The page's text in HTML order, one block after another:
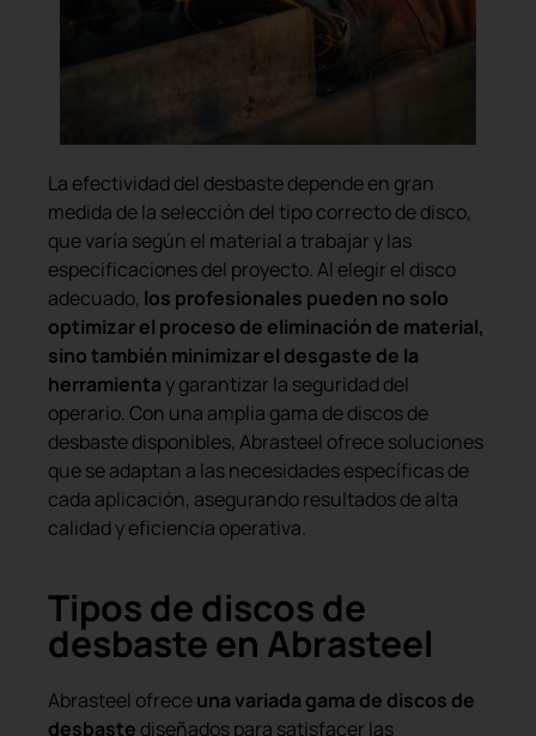
La efectividad del desbaste depende en gran
medida de la selección del tipo correcto de disco,
que varía según el material a trabajar y las
especificaciones del proyecto. Al elegir el disco
adecuado, los profesionales pueden no solo
optimizar el proceso de eliminación de material,
sino también minimizar el desgaste de la
herramienta y garantizar la seguridad del
operario. Con una amplia gama de discos de
desbaste disponibles, Abrasteel ofrece soluciones
que se adaptan a las necesidades específicas de
cada aplicación, asegurando resultados de alta
calidad y eficiencia operativa.
Tipos de discos de
desbaste en Abrasteel
Abrasteel ofreceuna variada gama de discos de
desbaste diseñados para satisfacer las